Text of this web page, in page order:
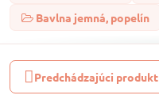
Bavlna jemná, popelín
Predchádzajúci produkt